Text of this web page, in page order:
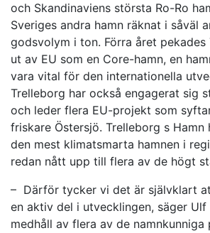
och Skandinaviens största Ro-Ro
Sveriges andra hamn räknat i såväl
godsvolym i ton. Förra året pekades
ut av EU som en Core-hamn, en
vara vital för den internationella
Trelleborg har också engagerat sig
och leder flera EU-projekt som
friskare Östersjö. Trelleborg s
den mest klimatsmarta hamnen i
redan nått upp till flera av de högt
– Därför tycker vi det är självklart
en aktiv del i utvecklingen, säger
medhåll av flera av de namnkunniga